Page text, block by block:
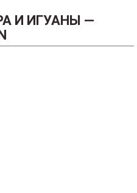
И ИГУАНЫ —